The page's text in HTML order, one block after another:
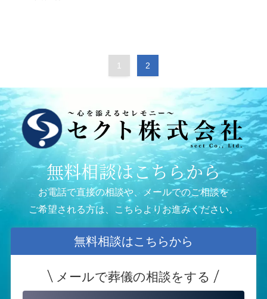
1 2
無料相談はこちらから
お電話で直接の相談や、メールでのご相談を
ご希望される方は、こちらよりお進みください。
無料相談はこちらから
メールで葬儀の相談をする